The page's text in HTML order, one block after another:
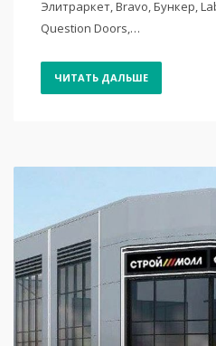
Элитраркет, Вravo, Бункер,
Question Doors,…
ЧИТАТЬ ДАЛЬШЕ